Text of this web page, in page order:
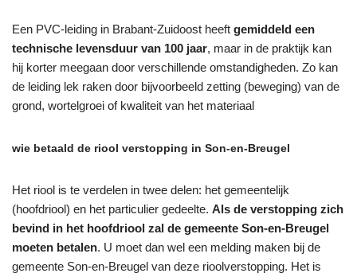
Een PVC-leiding in Brabant-Zuidoost heeft gemiddeld een
technische levensduur van 100 jaar, maar in de praktijk kan
hij korter meegaan door verschillende omstandigheden. Zo kan
de leiding lek raken door bijvoorbeeld zetting (beweging) van de
grond, wortelgroei of kwaliteit van het materiaal
wie betaald de riool verstopping in Son-en-Breugel
Het riool is te verdelen in twee delen: het gemeentelijk
(hoofdriool) en het particulier gedeelte. Als de verstopping zich
bevind in het hoofdriool zal de gemeente Son-en-Breugel
moeten betalen. U moet dan wel een melding maken bij de
gemeente Son-en-Breugel van deze rioolverstopping. Het is